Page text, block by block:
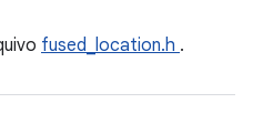
fused_location.h .